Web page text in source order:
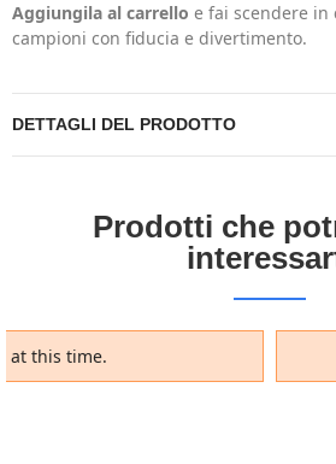
Aggiungila al carrello e fai scendere in
campioni con fiducia e divertimento.
DETTAGLI DEL PRODOTTO
Prodotti che
at this time.